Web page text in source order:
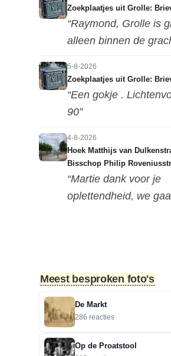
Zoekplaatjes uit Grolle:
“Raymond, Grolle is
alleen binnen de
5-8-2026
Zoekplaatjes uit Grolle:
“Een gokje .
90”
4-8-2026
Hoek Matthijs van
Bisschop Philip
“Martie dank voor je
oplettendheid, we
“Beste redactie, dit
deel van de
3-8-2026
Bisschop Philip
Meest besproken foto's
De Markt
286 reacties
Op de Proatstool